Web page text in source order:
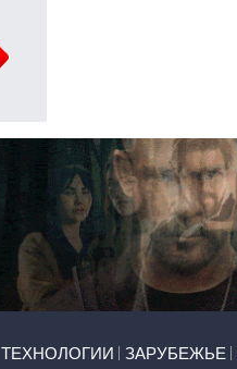
ТЕХНОЛОГИИ ЗАРУБЕЖЬЕ